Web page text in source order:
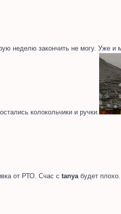
неделю закончить не могу. Уже
колокольчики и ручки.
от РТО. Счас с tanyaбудет